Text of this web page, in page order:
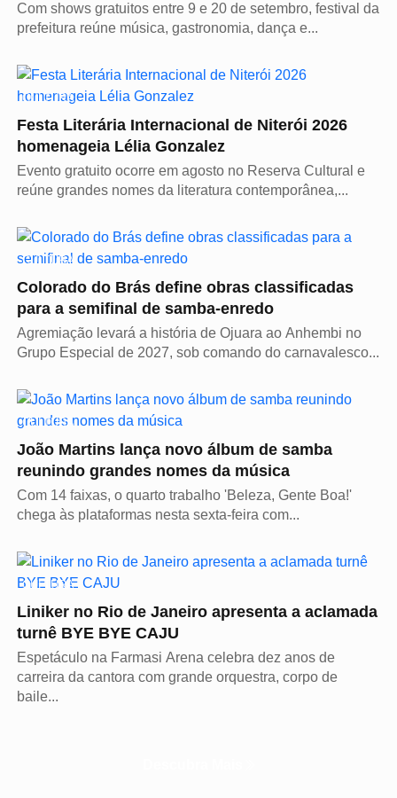
Com shows gratuitos entre 9 e 20 de setembro, festival da
prefeitura reúne música, gastronomia, dança e...
CULTURA
Festa Literária Internacional de Niterói 2026
homenageia Lélia Gonzalez
Evento gratuito ocorre em agosto no Reserva Cultural e
reúne grandes nomes da literatura contemporânea,...
CULTURA
Colorado do Brás define obras classificadas
para a semifinal de samba-enredo
Agremiação levará a história de Ojuara ao Anhembi no
Grupo Especial de 2027, sob comando do carnavalesco...
CULTURA
João Martins lança novo álbum de samba
reunindo grandes nomes da música
Com 14 faixas, o quarto trabalho 'Beleza, Gente Boa!'
chega às plataformas nesta sexta-feira com...
CULTURA
Liniker no Rio de Janeiro apresenta a aclamada
turnê BYE BYE CAJU
Espetáculo na Farmasi Arena celebra dez anos de
carreira da cantora com grande orquestra, corpo de
baile...